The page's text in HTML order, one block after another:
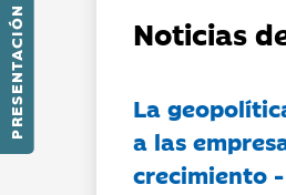
PRESENTACIÓN Noticias
La
a las
crecimiento